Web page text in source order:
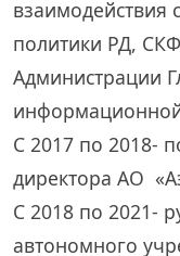
взаимодействия
политики РД,
Администрации
С 2017 по 2018-
директора АО
С 2018 по 2021-
автономного